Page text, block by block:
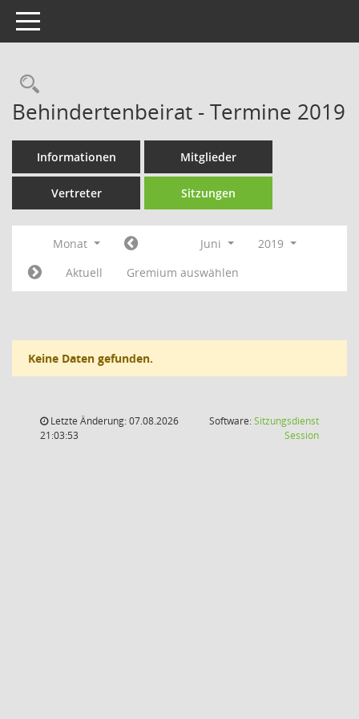
Toggle navigation
Rechercheauswahl
Behindertenbeirat - Termine 2019
Informationen Mitglieder
Vertreter Sitzungen
Monat Juni
2019
Aktuell
Gremium auswählen
Keine Daten gefunden.
Letzte Änderung: 07.08.2026
21:03:53
Software:Sitzungsdienst
Session(Wird in